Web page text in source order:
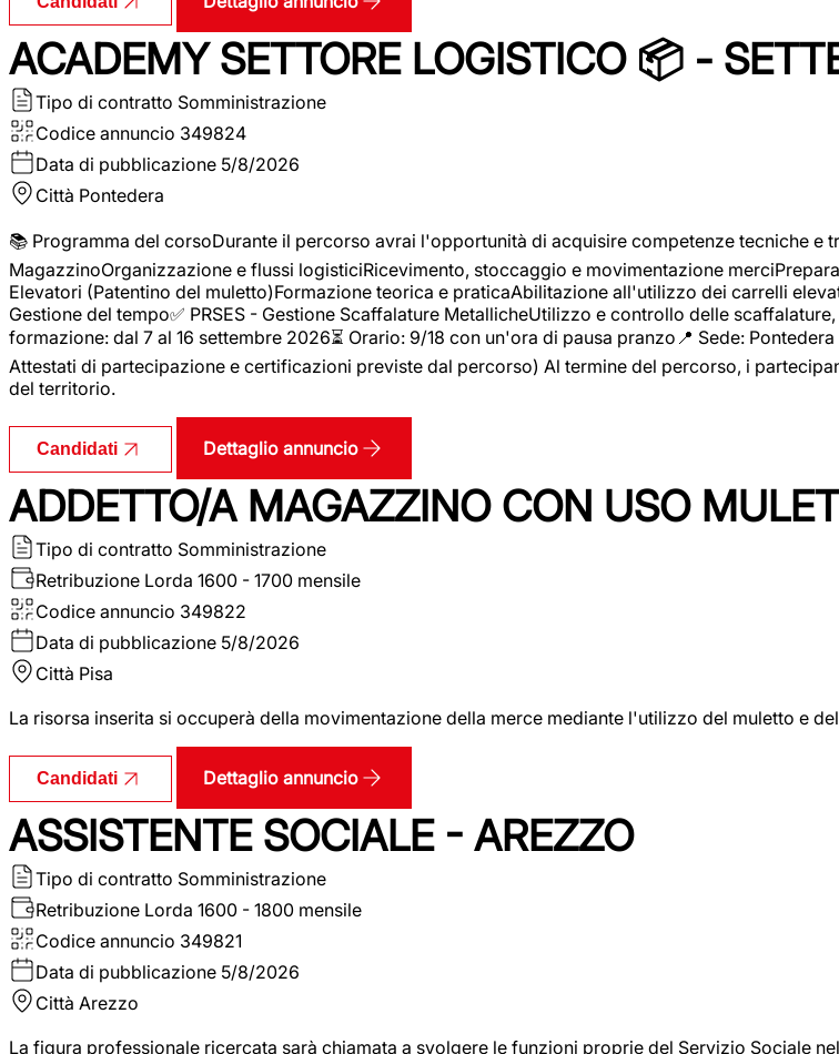
ACADEMY SETTORE LOGISTICO 📦 -
Tipo di contratto Somministrazione
Codice annuncio 349824
Data di pubblicazione 5/8/2026
Città Pontedera
📚 Programma del corsoDurante il percorso avrai l'opportunità di acquisire competenze tecniche e
MagazzinoOrganizzazione e flussi logisticiRicevimento, stoccaggio e movimentazione
Elevatori (Patentino del muletto)Formazione teorica e praticaAbilitazione all'utilizzo dei carrelli
Gestione del tempo✅ PRSES - Gestione Scaffalature MetallicheUtilizzo e controllo delle
formazione: dal 7 al 16 settembre 2026⏳ Orario: 9/18 con un'ora di pausa pranzo📍 Sede:
Attestati di partecipazione e certificazioni previste dal percorso) Al termine del percorso, i
del territorio.
Candidati Dettaglio annuncio
ADDETTO/A MAGAZZINO CON USO
Tipo di contratto Somministrazione
Retribuzione Lorda 1600 - 1700 mensile
Codice annuncio 349822
Data di pubblicazione 5/8/2026
Città Pisa
La risorsa inserita si occuperà della movimentazione della merce mediante l'utilizzo del muletto e
Candidati Dettaglio annuncio
ASSISTENTE SOCIALE - AREZZO
Tipo di contratto Somministrazione
Retribuzione Lorda 1600 - 1800 mensile
Codice annuncio 349821
Data di pubblicazione 5/8/2026
Città Arezzo
La figura professionale ricercata sarà chiamata a svolgere le funzioni proprie del Servizio Sociale